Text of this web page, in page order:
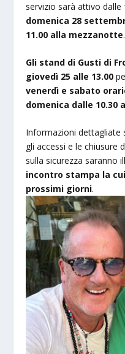
servizio sarà attivo dalle
domenica 28
11.00 alla mezzanotte.
Gli stand di Gusti di
giovedì 25 alle 13.00
venerdì e sabato
domenica dalle 10.30
Informazioni dettagliate
gli accessi e le chiusure
sulla sicurezza saranno
incontro stampa la
prossimi giorni.